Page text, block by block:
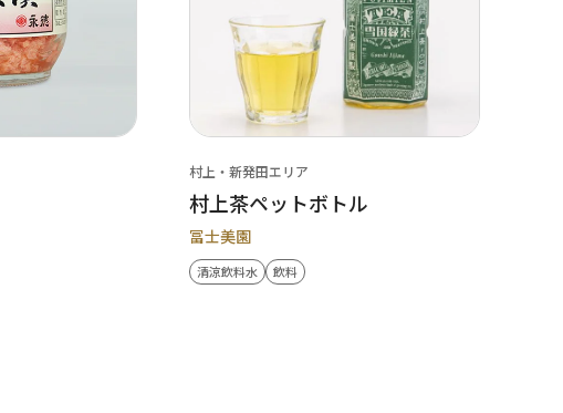
村上・新発田エリア
村上茶ペットボトル
冨士美園
清涼飲料水 飲料